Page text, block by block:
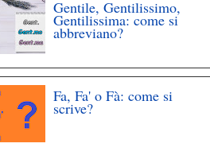
Gentile, Gentilissimo,
Gentilissima: come si
abbreviano?
Fa, Fa' o Fà: come si
scrive?